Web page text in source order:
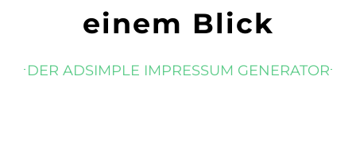
einem Blick
DER ADSIMPLE IMPRESSUM GENERATOR